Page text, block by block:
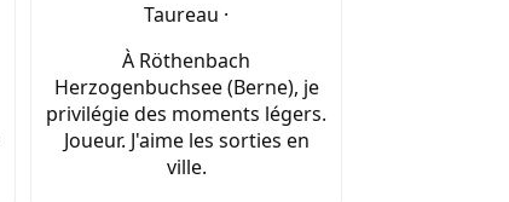
Taureau ·
À Röthenbach
Herzogenbuchsee (Berne), je
privilégie des moments légers.
Joueur. J'aime les sorties en
ville.